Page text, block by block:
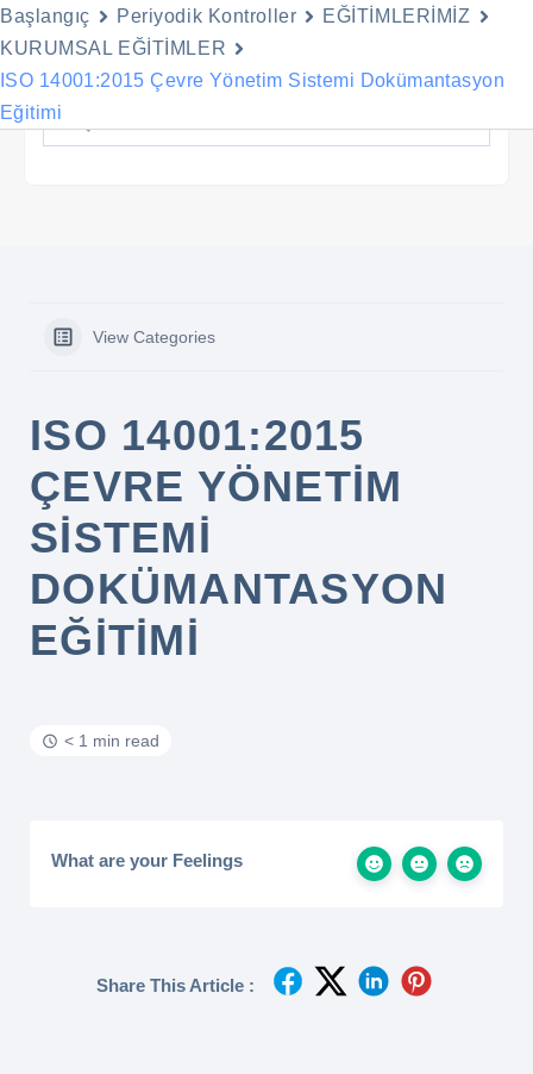
geç
View Categories
Başlangıç Periyodik Kontroller
EĞİTİMLERİMİZ
KURUMSAL EĞİTİMLER
ISO 14001:2015 Çevre Yönetim Sistemi Dokümantasyon
Eğitimi
ISO 14001:2015
ÇEVRE YÖNETIM
SISTEMI
DOKÜMANTASYON
EĞITIMI
< 1 min read
What are your Feelings
Share This Article :